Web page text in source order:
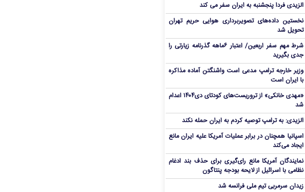
الزیدی فردا پنجشنبه به ایران سفر می کند
نخستین داده‌های تصویربرداری هوایی حریم تهران
تحویل شد
شرط مهم سفر اربعین/ اعتبار ۶ماهه گذرنامه زیارتی را
جدی بگیرید
وزیر خارجه ترامپ مدعی است واشنگتن آماده مذاکره
با ایران است
«مهدی خانکی» از تروریست‌های کودتای دی۱۴۰۴ اعدام
شد
الزیدی: به ترامپ توصیه کردم به ایران حمله نکند
اسپانیا همچنان در برابر عملیات آمریکا علیه ایران مانع
ایجاد می‌کند
نمایندگان آمریکا مانع رای‌گیری برای حذف بند ادغام
نظامی با اسرائیل از لایحه بودجه پنتاگون
زیدان سرمربی تیم ملی فرانسه شد